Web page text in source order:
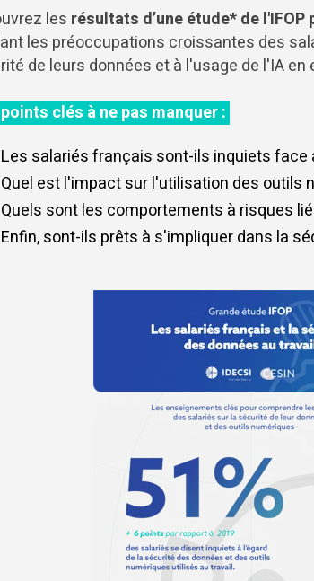
les résultats d’uneétude* de l'IFOP
les préoccupations croissantes des
de leurs données et à l'usage de l'IA en
clés à ne pas manquer :
Les salariés français sont-ils inquiets face
Quel est l'impact sur l'utilisation des outils
Quels sont les comportements à risques
Enfin, sont-ils prêts à s'impliquer dans la